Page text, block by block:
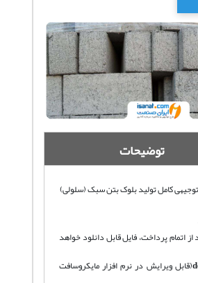
توضیحات
کامل تولید بلوک بتن سبک (سلولی)
از اتمام پرداخت، فایل قابل دانلود خواهد
(قابل ویرایش در نرم افزار مایکروسافت